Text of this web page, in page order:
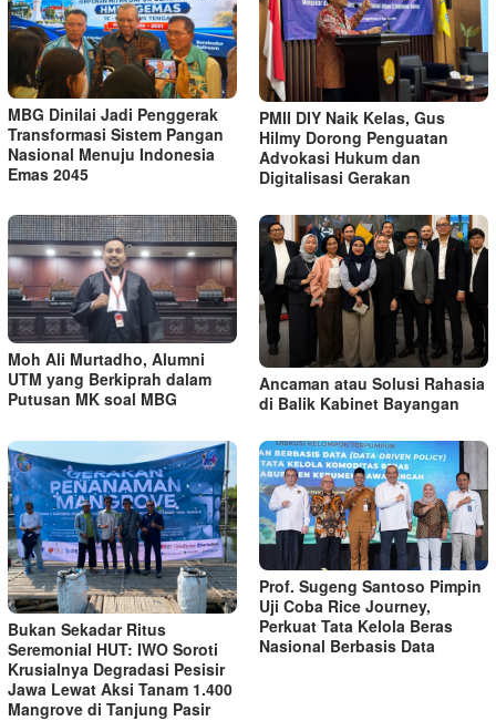
MBG Dinilai Jadi Penggerak
Transformasi Sistem Pangan
Nasional Menuju Indonesia
Emas 2045
PMII DIY Naik Kelas, Gus
Hilmy Dorong Penguatan
Advokasi Hukum dan
Digitalisasi Gerakan
Moh Ali Murtadho, Alumni
UTM yang Berkiprah dalam
Putusan MK soal MBG
Ancaman atau Solusi Rahasia
di Balik Kabinet Bayangan
Bukan Sekadar Ritus
Seremonial HUT: IWO Soroti
Krusialnya Degradasi Pesisir
Jawa Lewat Aksi Tanam 1.400
Mangrove di Tanjung Pasir
Prof. Sugeng Santoso Pimpin
Uji Coba Rice Journey,
Perkuat Tata Kelola Beras
Nasional Berbasis Data